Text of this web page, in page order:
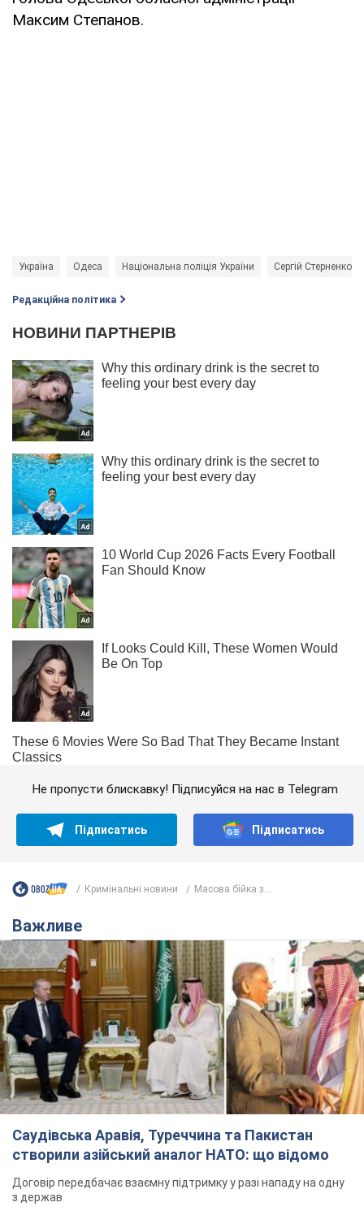
Максим Степанов.
Україна Одеса Національна поліція України Сергій Стерненко
Редакційна політика
Не пропусти блискавку! Підписуйся на нас в Telegram
Підписатись Підписатись
Кримінальні новини Масова бійка з...
Важливе
Саудівська Аравія, Туреччина та Пакистан
створили азійський аналог НАТО: що відомо
Договір передбачає взаємну підтримку у разі нападу на одну
з держав